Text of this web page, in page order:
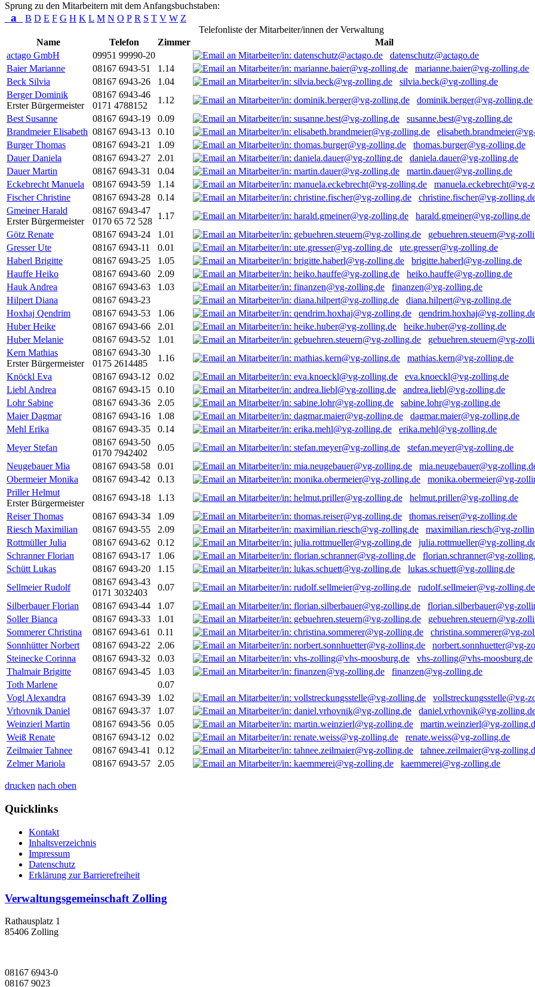
Sprung zu den Mitarbeitern mit dem Anfangsbuchstaben:
a B D E F G H K L M N O P R S T V W Z
Telefonliste der Mitarbeiter/innen der Verwaltung
Name
Telefon Zimmer
Mail
actago GmbH
09951 99990-20
datenschutz@actago.de
Baier Marianne
08167 6943-51 1.14
marianne.baier@vg-zolling.de
Beck Silvia
08167 6943-26 1.04
silvia.beck@vg-zolling.de
Berger Dominik
Erster Bürgermeister
08167 6943-46
0171 4788152
1.12
dominik.berger@vg-zolling.de
Best Susanne
08167 6943-19 0.09
susanne.best@vg-zolling.de
Brandmeier Elisabeth 08167 6943-13 0.10
Burger Thomas
08167 6943-21 1.09
thomas.burger@vg-zolling.de
Dauer Daniela
08167 6943-27 2.01
daniela.dauer@vg-zolling.de
Dauer Martin
08167 6943-31 0.04
martin.dauer@vg-zolling.de
Eckebrecht Manuela
08167 6943-59 1.14
manuela.eckebrecht@vg-
Fischer Christine
08167 6943-28 0.14
christine.fischer@vg-
Gmeiner Harald
Erster Bürgermeister
08167 6943-47
0170 65 72 528
1.17
harald.gmeiner@vg-zolling.de
Götz Renate
08167 6943-24 1.01
gebuehren.steuern@vg-
Gresser Ute
08167 6943-11 0.01
ute.gresser@vg-zolling.de
Haberl Brigitte
08167 6943-25 1.05
brigitte.haberl@vg-zolling.de
Hauffe Heiko
08167 6943-60 2.09
heiko.hauffe@vg-zolling.de
Hauk Andrea
08167 6943-63 1.03
finanzen@vg-zolling.de
Hilpert Diana
08167 6943-23
diana.hilpert@vg-zolling.de
Hoxhaj Qendrim
08167 6943-53 1.06
qendrim.hoxhaj@vg-
Huber Heike
08167 6943-66 2.01
heike.huber@vg-zolling.de
Huber Melanie
08167 6943-52 1.01
gebuehren.steuern@vg-
Kern Mathias
Erster Bürgermeister
08167 6943-30
0175 2614485
1.16
mathias.kern@vg-zolling.de
Knöckl Eva
08167 6943-12 0.02
eva.knoeckl@vg-zolling.de
Liebl Andrea
08167 6943-15 0.10
andrea.liebl@vg-zolling.de
Lohr Sabine
08167 6943-36 2.05
sabine.lohr@vg-zolling.de
Maier Dagmar
08167 6943-16 1.08
dagmar.maier@vg-zolling.de
Mehl Erika
08167 6943-35 0.14
erika.mehl@vg-zolling.de
Meyer Stefan
08167 6943-50
0170 7942402
0.05
stefan.meyer@vg-zolling.de
Neugebauer Mia
08167 6943-58 0.01
mia.neugebauer@vg-
Obermeier Monika
08167 6943-42 0.13
monika.obermeier@vg-
Priller Helmut
Erster Bürgermeister
08167 6943-18 1.13
helmut.priller@vg-zolling.de
Reiser Thomas
08167 6943-34 1.09
thomas.reiser@vg-zolling.de
Riesch Maximilian
08167 6943-55 2.09
maximilian.riesch@vg-
Rottmüller Julia
08167 6943-62 0.12
julia.rottmueller@vg-
Schranner Florian
08167 6943-17 1.06
florian.schranner@vg-
Schütt Lukas
08167 6943-20 1.15
lukas.schuett@vg-zolling.de
Sellmeier Rudolf
08167 6943-43
0171 3032403
0.07
rudolf.sellmeier@vg-zolling.de
Silberbauer Florian
08167 6943-44 1.07
florian.silberbauer@vg-
Soller Bianca
08167 6943-33 1.01
gebuehren.steuern@vg-
Sommerer Christina
08167 6943-61 0.11
christina.sommerer@vg-
Sonnhütter Norbert
08167 6943-22 2.06
norbert.sonnhuetter@vg-
Steinecke Corinna
08167 6943-32 0.03
vhs-zolling@vhs-moosburg.de
Thalmair Brigitte
08167 6943-45 1.03
finanzen@vg-zolling.de
Toth Marlene
0.07
Vogl Alexandra
08167 6943-39 1.02
vollstreckungsstelle@vg-
Vrhovnik Daniel
08167 6943-37 1.07
daniel.vrhovnik@vg-
Weinzierl Martin
08167 6943-56 0.05
martin.weinzierl@vg-
Weiß Renate
08167 6943-12 0.02
renate.weiss@vg-zolling.de
Zeilmaier Tahnee
08167 6943-41 0.12
tahnee.zeilmaier@vg-
Zelmer Mariola
08167 6943-57 2.05 kaemmerei@vg-zolling.de
drucken nach oben
Quicklinks
Kontakt
Inhaltsverzeichnis
Impressum
Datenschutz
Erklärung zur Barrierefreiheit
Verwaltungsgemeinschaft Zolling
Rathausplatz 1
85406 Zolling
08167 6943-0
08167 9023